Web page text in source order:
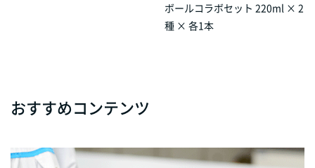
ボールコラボセット 220ml × 2
種 × 各1本
おすすめコンテンツ